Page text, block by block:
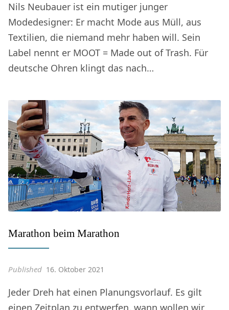
Nils Neubauer ist ein mutiger junger
Modedesigner: Er macht Mode aus Müll, aus
Textilien, die niemand mehr haben will. Sein
Label nennt er MOOT = Made out of Trash. Für
deutsche Ohren klingt das nach…
Marathon beim Marathon
Published 16. Oktober 2021
Jeder Dreh hat einen Planungsvorlauf. Es gilt